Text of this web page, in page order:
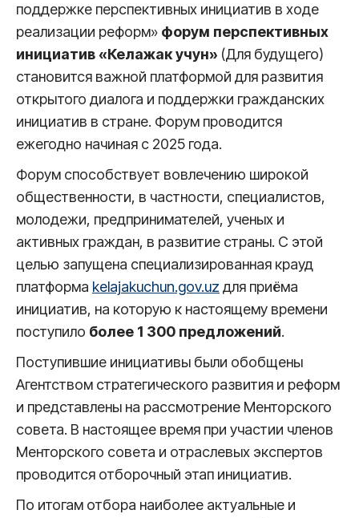
поддержке перспективных инициатив в ходе
реализации реформ» форум перспективных
инициатив «Келажак учун» (Для будущего)
становится важной платформой для развития
открытого диалога и поддержки гражданских
инициатив в стране. Форум проводится
ежегодно начиная с 2025 года.
Форум способствует вовлечению широкой
общественности, в частности, специалистов,
молодежи, предпринимателей, ученых и
активных граждан, в развитие страны. С этой
целью запущена специализированная крауд
платформа kelajakuchun.gov.uz для приёма
инициатив, на которую к настоящему времени
поступило более 1 300 предложений.
Поступившие инициативы были обобщены
Агентством стратегического развития и реформ
и представлены на рассмотрение Менторского
совета. В настоящее время при участии членов
Менторского совета и отраслевых экспертов
проводится отборочный этап инициатив.
По итогам отбора наиболее актуальные и